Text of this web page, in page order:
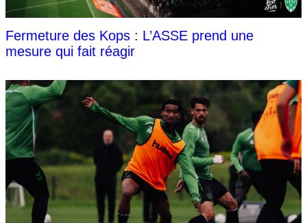
Fermeture des Kops : L’ASSE prend une
mesure qui fait réagir